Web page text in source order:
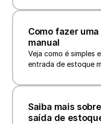
Como fazer
manual
Veja como é simples
Saiba mais
saída de